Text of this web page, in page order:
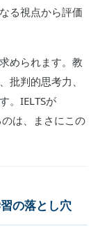
る視点から評価
められます。教
批判的思考力、
。IELTSが
は、まさにこの
の落とし穴